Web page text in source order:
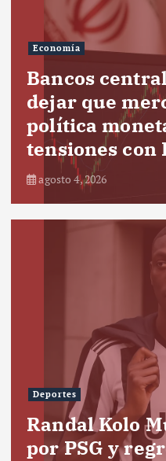
Economía
Bancos
dejar que
política
tensiones con
agosto 4, 2026
Deportes
Randal Kolo
por PSG y